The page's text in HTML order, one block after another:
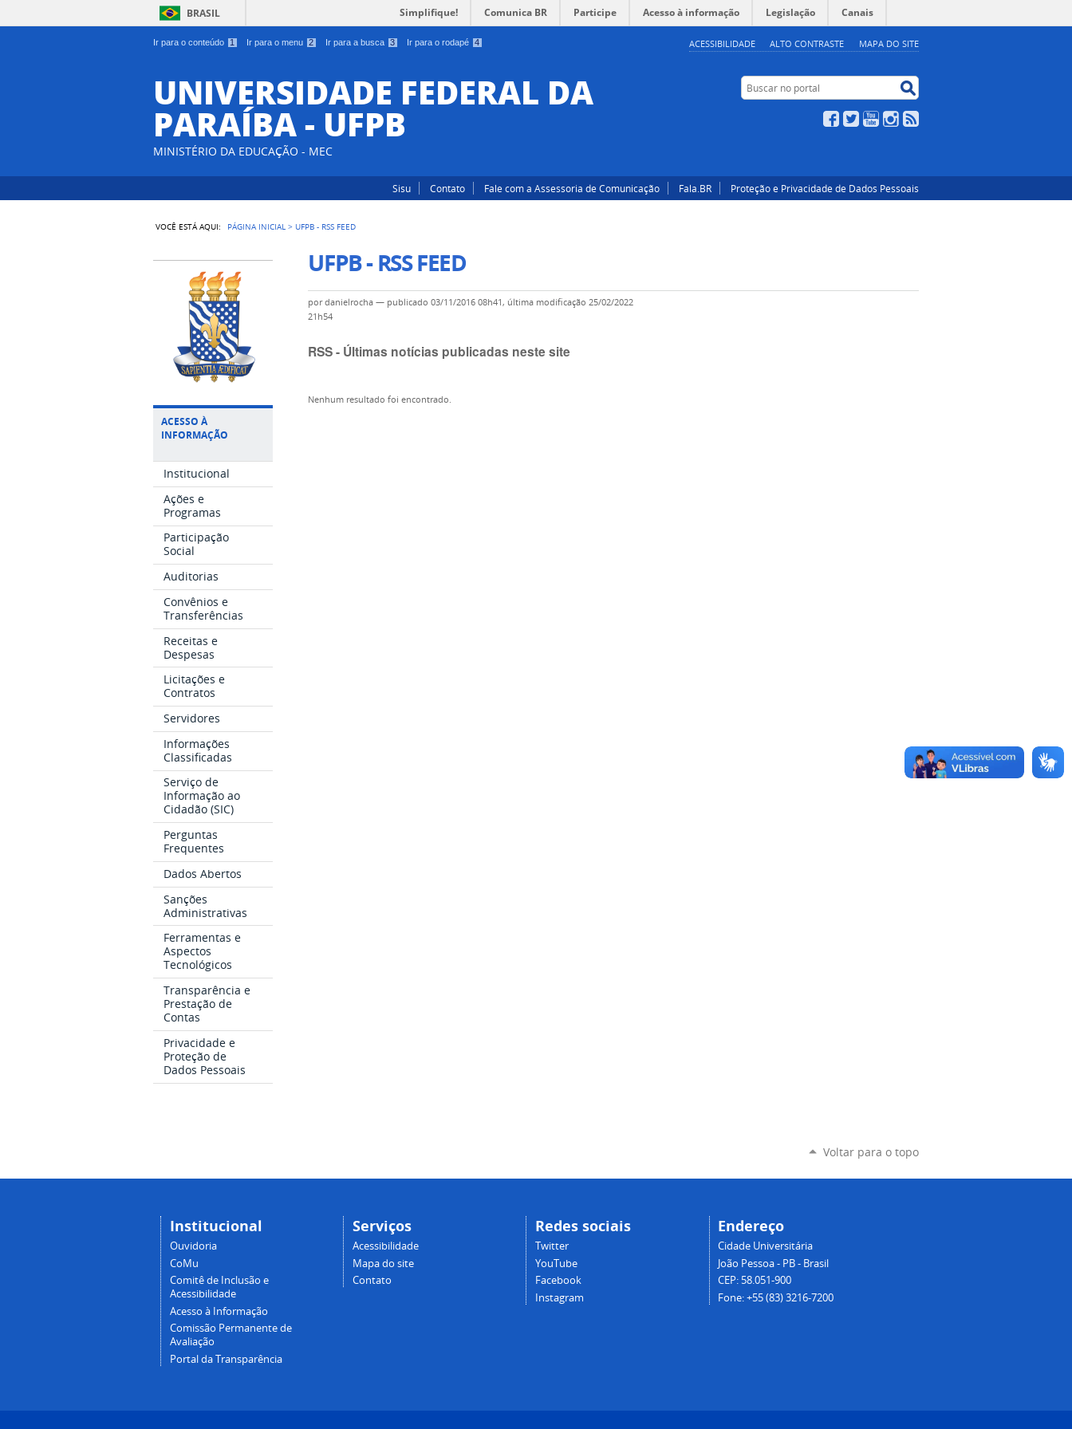
Ir para o conteúdo 1 Ir para o menu 2 Ir para a busca 3 Ir para o rodapé 4 ACESSIBILIDADE ALTO CONTRASTE MAPA DO SITE
BRASIL Simplifique! Comunica BR Participe Acesso à informação Legislação Canais
UNIVERSIDADE FEDERAL DA
PARAÍBA - UFPB
MINISTÉRIO DA EDUCAÇÃO - MEC
Buscar no portal
Facebook
TwitterYouTubeInstagram
Sisu Contato Fale com a Assessoria de Comunicação Fala.BR Proteção e Privacidade de Dados Pessoais
VOCÊ ESTÁ AQUI: PÁGINA INICIAL > UFPB - RSS FEED
ACESSO À
INFORMAÇÃO
Institucional
Ações e
Programas
Participação
Social
Auditorias
Convênios e
Transferências
Receitas e
Despesas
Licitações e
Contratos
Servidores
Informações
Classificadas
Serviço de
Informação ao
Cidadão (SIC)
Perguntas
Frequentes
Dados Abertos
Sanções
Administrativas
Ferramentas e
Aspectos
Tecnológicos
Transparência e
Prestação de
Contas
Privacidade e
Proteção de
Dados Pessoais
UFPB - RSS FEED
pordanielrocha — publicado 03/11/2016 08h41, última modificação 25/02/2022
21h54
RSS - Últimas notícias publicadas neste site
Nenhum resultado foi encontrado.
Voltar para o topo
Institucional
Ouvidoria
CoMu
Comitê de Inclusão e
Acessibilidade
Acesso à Informação
Comissão Permanente de
Avaliação
Portal da Transparência
Serviços
Acessibilidade
Mapa do site
Contato
Redes sociais
Twitter
YouTube
Facebook
Instagram
Endereço
Cidade Universitária
João Pessoa - PB - Brasil
CEP: 58.051-900
Fone: +55 (83) 3216-7200